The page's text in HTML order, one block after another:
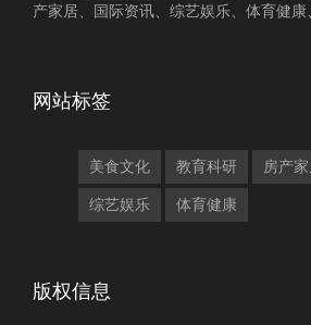
产家居、国际资讯、综艺娱乐、体育健
网站标签
美食文化 教育科研 房产
综艺娱乐 体育健康
版权信息